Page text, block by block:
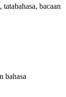
bacaan
bahasa